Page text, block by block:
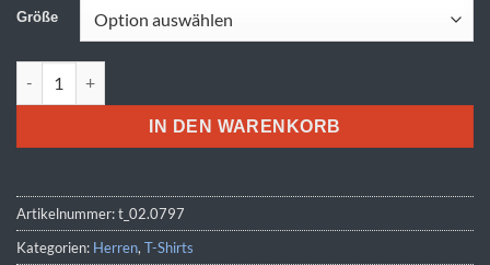
Größe
IN DEN WARENKORB
Artikelnummer:t_02.0797
Kategorien: Herren,T-Shirts